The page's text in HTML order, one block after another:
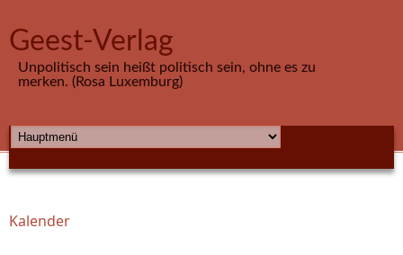
Geest-Verlag
Unpolitisch sein heißt politisch sein, ohne es zu
merken. (Rosa Luxemburg)
HAUPTMENÜ
Sie sind hier
Kalender